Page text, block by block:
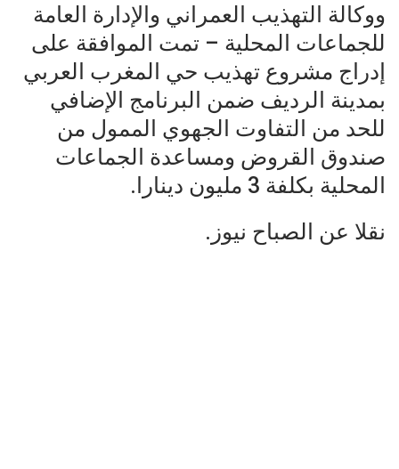
ووكالة التهذيب العمراني والإدارة العامة
للجماعات المحلية – تمت الموافقة على
إدراج مشروع تهذيب حي المغرب العربي
بمدينة الرديف ضمن البرنامج الإضافي
للحد من التفاوت الجهوي الممول من
صندوق القروض ومساعدة الجماعات
المحلية بكلفة 3 مليون دينارا.
نقلا عن الصباح نيوز.